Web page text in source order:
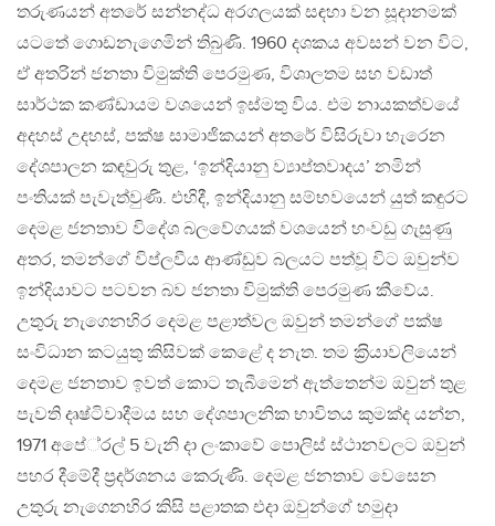
තරුණයන් අතරේ සන්නද්ධ අරගලයක් සඳහා වන සූදානමක්
යටතේ ගොඩනැගෙමින් තිබුණි. 1960 දශකය අවසන් වන විට,
ඒ අතරින් ජනතා විමුක්ති පෙරමුණ, විශාලතම සහ වඩාත්
සාර්ථක කණ්ඩායම වශයෙන් ඉස්මතු විය. එම නායකත්වයේ
අදහස් උදහස්, පක්ෂ සාමාජිකයන් අතරේ විසිරුවා හැරෙන
දේශපාලන කඳවුරු තුළ, ‘ඉන්දියානු ව්‍යාප්තවාදය’ නමින්
පංතියක් පැවැත්වුණි. එහිදී, ඉන්දියානු සම්භවයෙන් යුත් කඳුරට
දෙමළ ජනතාව විදේශ බලවේගයක් වශයෙන් හංවඩු ගැසුණු
අතර, තමන්ගේ විප්ලවීය ආණ්ඩුව බලයට පත්වූ විට ඔවුන්ව
ඉන්දියාවට පටවන බව ජනතා විමුක්ති පෙරමුණ කීවේය.
උතුරු නැගෙනහිර දෙමළ පළාත්වල ඔවුන් තමන්ගේ පක්ෂ
සංවිධාන කටයුතු කිසිවක් කෙළේ ද නැත. තම ක‍්‍රියාවලියෙන්
දෙමළ ජනතාව ඉවත් කොට තැබීමෙන් ඇත්තෙන්ම ඔවුන් තුළ
පැවති දෘෂ්ටිවාදීමය සහ දේශපාලනික භාවිතය කුමක්ද යන්න,
1971 අපේ‍්‍රල් 5 වැනි දා ලංකාවේ පොලිස් ස්ථානවලට ඔවුන්
පහර දීමේදී ප‍්‍රදර්ශනය කෙරුණි. දෙමළ ජනතාව වෙසෙන
උතුරු නැගෙනහිර කිසි පළාතක එදා ඔවුන්ගේ හමුදා